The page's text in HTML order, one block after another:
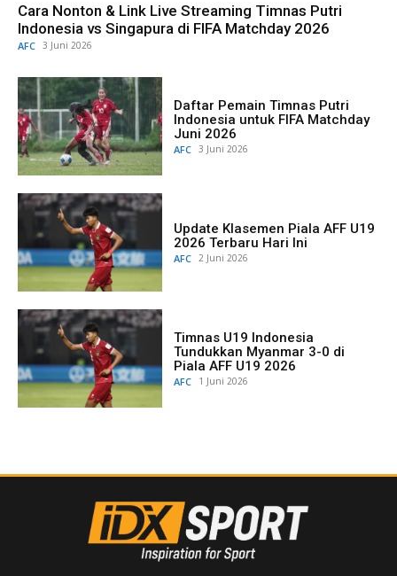
Cara Nonton & Link Live Streaming Timnas Putri
Indonesia vs Singapura di FIFA Matchday 2026
AFC 3 Juni 2026
Daftar Pemain Timnas Putri
Indonesia untuk FIFA Matchday
Juni 2026
AFC 3 Juni 2026
Update Klasemen Piala AFF U19
2026 Terbaru Hari Ini
AFC 2 Juni 2026
Timnas U19 Indonesia
Tundukkan Myanmar 3-0 di
Piala AFF U19 2026
AFC 1 Juni 2026